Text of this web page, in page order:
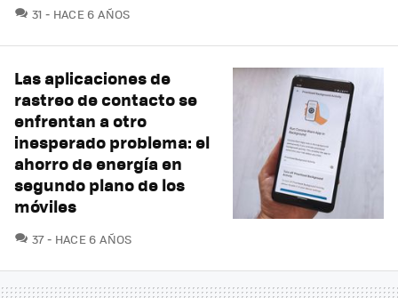
31 COMENTARIOS
HACE 6 AÑOS
Las aplicaciones de
rastreo de contacto se
enfrentan a otro
inesperado problema: el
ahorro de energía en
segundo plano de los
móviles
37COMENTARIOS
HACE 6 AÑOS